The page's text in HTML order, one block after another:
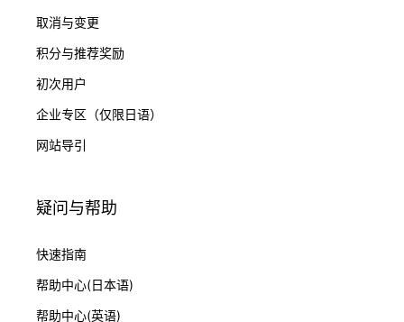
取消与变更
积分与推荐奖励
初次用户
企业专区（仅限日语）
网站导引
疑问与帮助
快速指南
帮助中心(日本语)
帮助中心(英语)